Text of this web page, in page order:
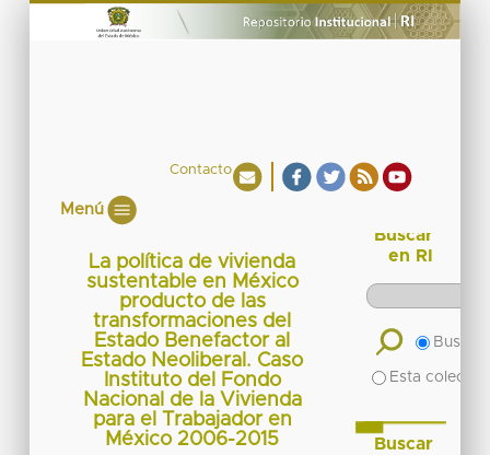
Contacto
Menú
La política de vivienda
sustentable en México
producto de las
transformaciones del
Estado Benefactor al
Estado Neoliberal. Caso
Instituto del Fondo
Nacional de la Vivienda
para el Trabajador en
México 2006-2015
Buscar
en RI
Buscar
Esta
Buscar